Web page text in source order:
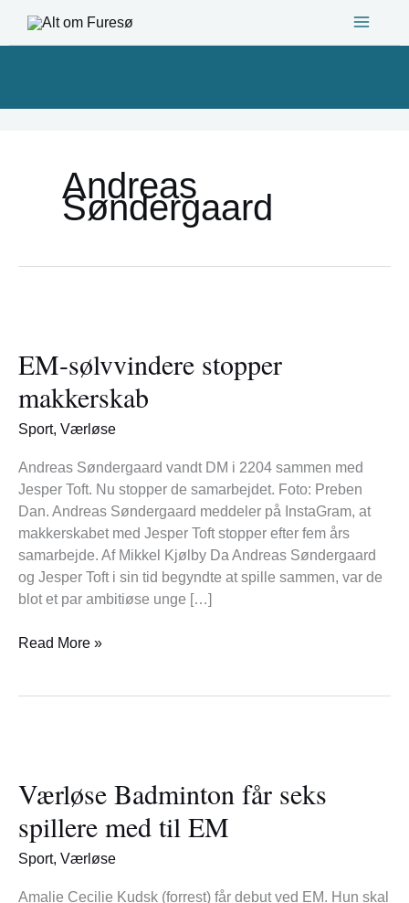
Andreas
Søndergaard
EM-sølvvindere stopper
makkerskab
Sport, Værløse
Andreas Søndergaard vandt DM i 2204 sammen med
Jesper Toft. Nu stopper de samarbejdet. Foto: Preben
Dan. Andreas Søndergaard meddeler på InstaGram, at
makkerskabet med Jesper Toft stopper efter fem års
samarbejde. Af Mikkel Kjølby Da Andreas Søndergaard
og Jesper Toft i sin tid begyndte at spille sammen, var de
blot et par ambitiøse unge […]
stopper
makkerskab
Read More »
Værløse Badminton får seks
spillere med til EM
Sport, Værløse
Amalie Cecilie Kudsk (forrest) får debut ved EM. Hun skal
får
seks
spillere
med
EM